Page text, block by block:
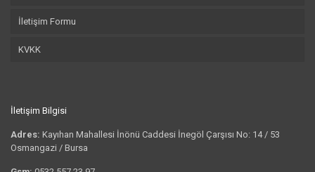
İletişim Formu
KVKK
İletişim Bilgisi
Adres: Kayıhan Mahallesi İnönü Caddesi İnegöl Çarşısı No: 14 / 53
Osmangazi / Bursa